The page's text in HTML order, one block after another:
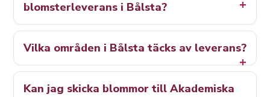
blomsterleverans i Bålsta?
Vilka områden i Bålsta täcks av leverans?
Kan jag skicka blommor till Akademiska